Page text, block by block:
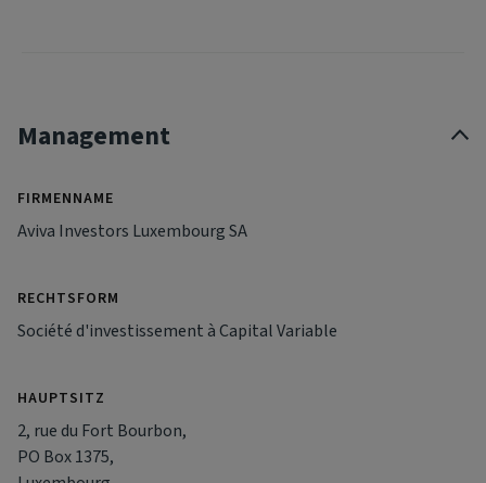
Management
FIRMENNAME
Aviva Investors Luxembourg SA
RECHTSFORM
Société d'investissement à Capital Variable
HAUPTSITZ
2, rue du Fort Bourbon,
PO Box 1375,